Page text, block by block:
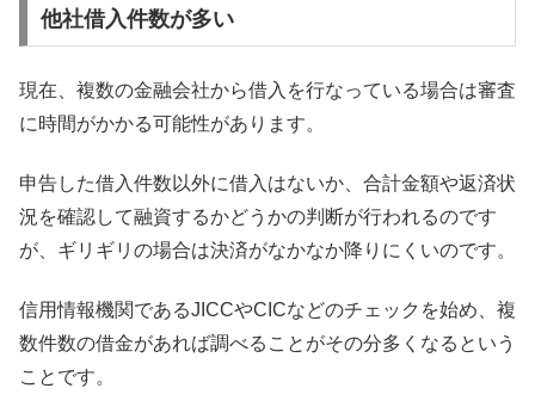
他社借入件数が多い
現在、複数の金融会社から借入を行なっている場合は審査
に時間がかかる可能性があります。
申告した借入件数以外に借入はないか、合計金額や返済状
況を確認して融資するかどうかの判断が行われるのです
が、ギリギリの場合は決済がなかなか降りにくいのです。
信用情報機関であるJICCやCICなどのチェックを始め、複
数件数の借金があれば調べることがその分多くなるという
ことです。